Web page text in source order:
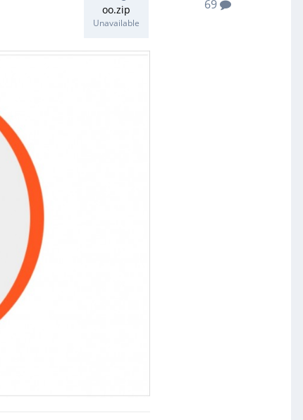
oo.zip
Unavailable